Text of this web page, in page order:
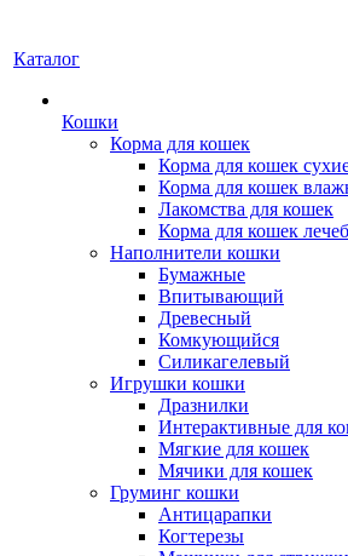
Каталог
Кошки
Корма для кошек
Корма для кошек
Корма для кошек
Лакомства для кошек
Корма для кошек
Наполнители кошки
Бумажные
Впитывающий
Древесный
Комкующийся
Силикагелевый
Игрушки кошки
Дразнилки
Интерактивные для
Мягкие для кошек
Мячики для кошек
Груминг кошки
Антицарапки
Когтерезы